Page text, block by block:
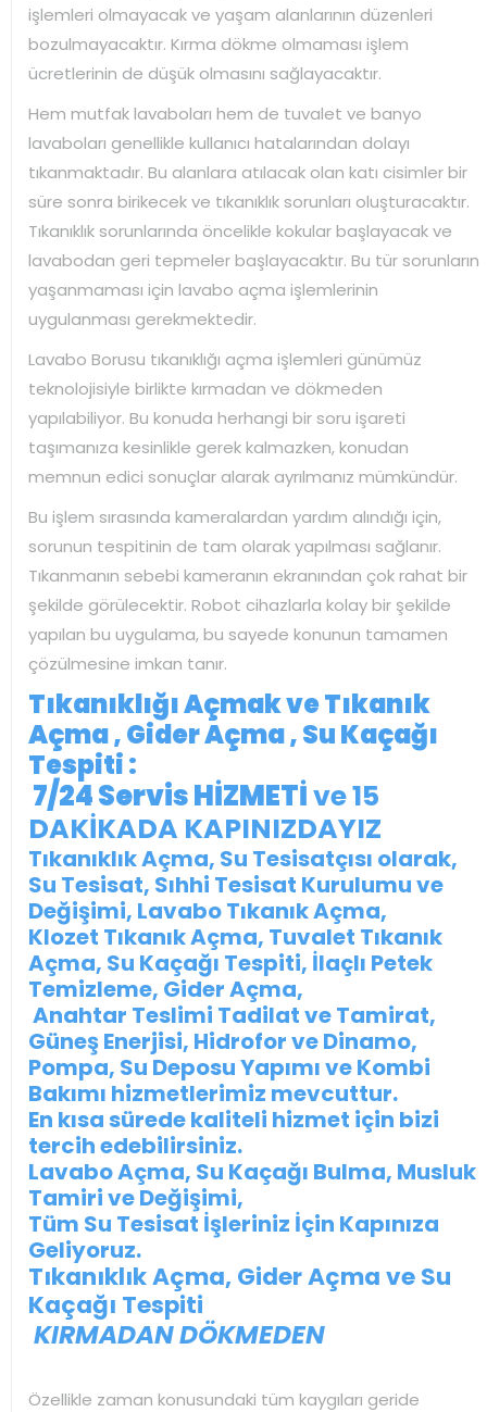
işlemleri olmayacak ve yaşam alanlarının düzenleri
bozulmayacaktır. Kırma dökme olmaması işlem
ücretlerinin de düşük olmasını sağlayacaktır.
Hem mutfak lavaboları hem de tuvalet ve banyo
lavaboları genellikle kullanıcı hatalarından dolayı
tıkanmaktadır. Bu alanlara atılacak olan katı cisimler bir
süre sonra birikecek ve tıkanıklık sorunları oluşturacaktır.
Tıkanıklık sorunlarında öncelikle kokular başlayacak ve
lavabodan geri tepmeler başlayacaktır. Bu tür sorunların
yaşanmaması için lavabo açma işlemlerinin
uygulanması gerekmektedir.
Lavabo Borusu tıkanıklığı açma işlemleri günümüz
teknolojisiyle birlikte kırmadan ve dökmeden
yapılabiliyor. Bu konuda herhangi bir soru işareti
taşımanıza kesinlikle gerek kalmazken, konudan
memnun edici sonuçlar alarak ayrılmanız mümkündür.
Bu işlem sırasında kameralardan yardım alındığı için,
sorunun tespitinin de tam olarak yapılması sağlanır.
Tıkanmanın sebebi kameranın ekranından çok rahat bir
şekilde görülecektir. Robot cihazlarla kolay bir şekilde
yapılan bu uygulama, bu sayede konunun tamamen
çözülmesine imkan tanır.
Tıkanıklığı Açmak ve Tıkanık
Açma , Gider Açma ,Su Kaçağı
Tespiti :
7/24 Servis HİZMETİve 15
DAKİKADA KAPINIZDAYIZ
Tıkanıklık Açma, Su Tesisatçısı olarak,
Su Tesisat, Sıhhi Tesisat Kurulumu ve
Değişimi, Lavabo Tıkanık Açma,
Klozet Tıkanık Açma, Tuvalet Tıkanık
Açma, Su Kaçağı Tespiti, İlaçlı Petek
Temizleme, Gider Açma,
Anahtar Teslimi Tadilat ve Tamirat,
Güneş Enerjisi, Hidrofor ve Dinamo,
Pompa, Su Deposu Yapımı ve Kombi
Bakımı hizmetlerimiz mevcuttur.
En kısa sürede kaliteli hizmet için bizi
tercih edebilirsiniz.
Lavabo Açma, Su Kaçağı Bulma, Musluk
Tamiri ve Değişimi,
Tüm Su Tesisat İşleriniz İçin Kapınıza
Geliyoruz.
Tıkanıklık Açma, Gider Açma ve Su
Kaçağı Tespiti
KIRMADAN DÖKMEDEN
Özellikle zaman konusundaki tüm kaygıları geride